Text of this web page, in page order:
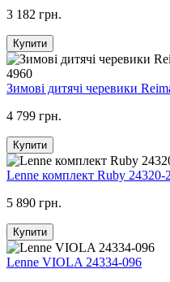
3 182 грн.
Купити
Зимові дитячі черевики
4 799 грн.
Купити
Lenne комплект Ruby 24320-
5 890 грн.
Купити
Lenne VIOLA 24334-096